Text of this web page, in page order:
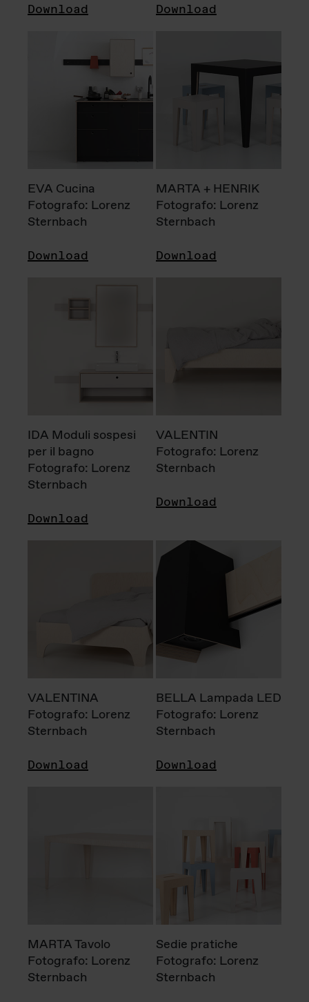
Download Download
EVA Cucina
Fotografo: Lorenz
Sternbach
Download
MARTA + HENRIK
Fotografo: Lorenz
Sternbach
Download
IDA Moduli sospesi
per il bagno
Fotografo: Lorenz
Sternbach
Download
VALENTIN
Fotografo: Lorenz
Sternbach
Download
VALENTINA
Fotografo: Lorenz
Sternbach
Download
BELLA Lampada LED
Fotografo: Lorenz
Sternbach
Download
MARTA Tavolo
Fotografo: Lorenz
Sternbach
Sedie pratiche
Fotografo: Lorenz
Sternbach